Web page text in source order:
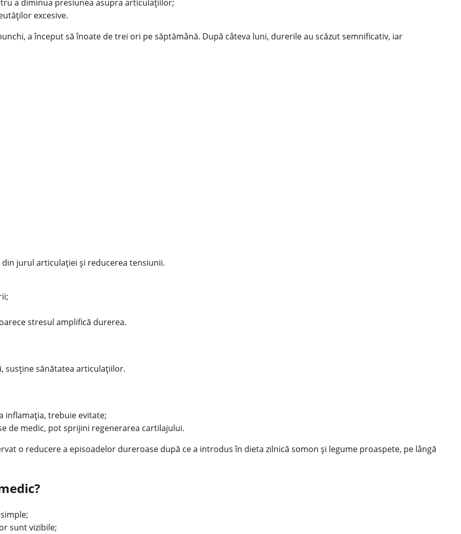
a diminua presiunea asupra articulațiilor;
excesive.
a început să înoate de trei ori pe săptămână. După câteva luni, durerile au scăzut semnificativ, iar
jurul articulației și reducerea tensiunii.
stresul amplifică durerea.
susține sănătatea articulațiilor.
inflamația, trebuie evitate;
de medic, pot sprijini regenerarea cartilajului.
o reducere a episoadelor dureroase după ce a introdus în dieta zilnică somon și legume proaspete, pe lângă
sunt vizibile;